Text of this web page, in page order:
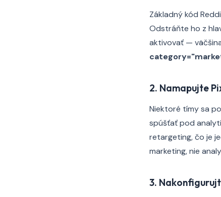
Základný kód
Odstráňte ho z
aktivovať —
2. Namapujte
Niektoré tímy sa
spúšťať pod
retargeting, čo je
marketing, nie
3.